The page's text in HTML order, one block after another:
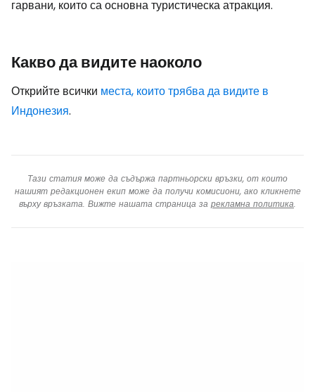
гарвани, които са основна туристическа атракция.
Какво да видите наоколо
Открийте всички места, които трябва да видите в
Индонезия.
Тази статия може да съдържа партньорски връзки, от които
нашият редакционен екип може да получи комисиони, ако кликнете
върху връзката. Вижте нашата страница за рекламна политика.